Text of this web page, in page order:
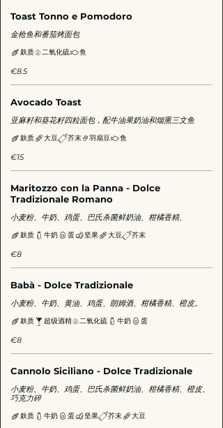
Toast Tonno e Pomodoro
金枪鱼和番茄烤面包
€8.5
麸质 二氧化硫 鱼
Avocado Toast
亚麻籽和葵花籽四粒面包，配牛油果奶油和烟熏三文鱼
€15
麸质 大豆 芥末 羽扇豆 鱼
Maritozzo con la Panna - Dolce
Tradizionale Romano
小麦粉、牛奶、鸡蛋、巴氏杀菌鲜奶油、柑橘香精、
€8
麸质 牛奶 蛋 坚果 大豆 芥末
Babà - Dolce Tradizionale
小麦粉、牛奶、黄油、鸡蛋、朗姆酒、柑橘香精、橙皮。
€8
麸质 超级酒精 二氧化硫 牛奶 蛋
Cannolo Siciliano - Dolce Tradizionale
小麦粉、牛奶、鸡蛋、巴氏杀菌鲜奶油、柑橘香精、橙皮、
巧克力碎
麸质 牛奶 蛋 坚果 芥末 大豆